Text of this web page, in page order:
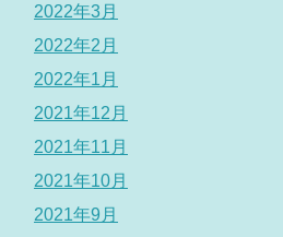
2022年3月
2022年2月
2022年1月
2021年12月
2021年11月
2021年10月
2021年9月